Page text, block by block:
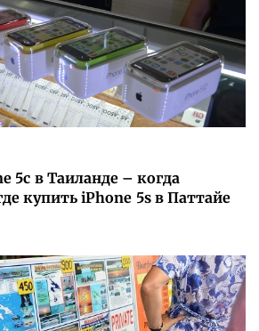
5c в Таиланде – когда
купить iPhone 5s в Паттайе